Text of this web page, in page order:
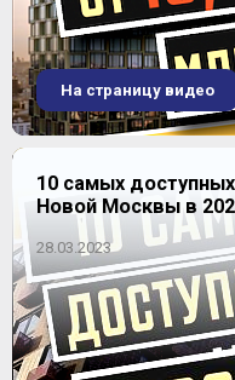
На страницу видео
10 самых
Новой Москвы в
28.03.2023